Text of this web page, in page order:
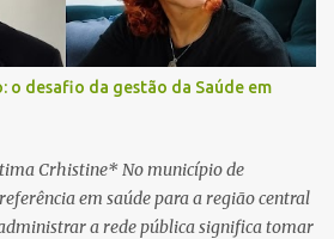
contato por telefone e encaminhou um
acessá-lo pelo computador para
cadastral. Após realizar o
ficou bloqueada por algumas
o sistema, a vítima tentou
suposto gerente, mas não obteve
o desafio da gestão da Saúde em
Crhistine* No município de
em saúde para a região central
a rede pública significa tomar